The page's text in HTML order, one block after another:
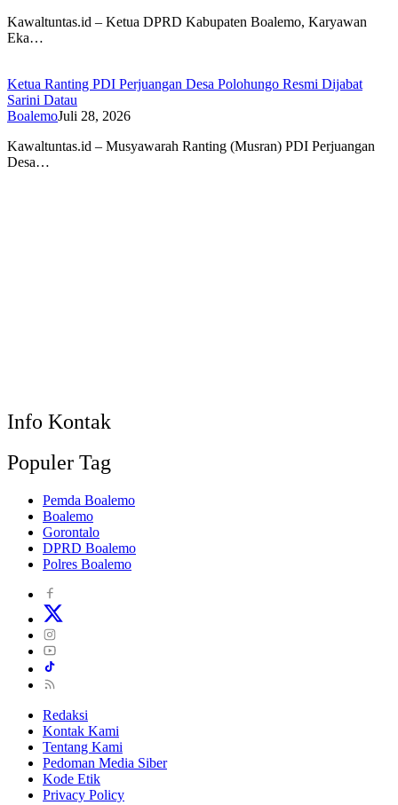
Kawaltuntas.id – Ketua DPRD Kabupaten Boalemo, Karyawan
Eka…
Ketua Ranting PDI Perjuangan Desa Polohungo Resmi Dijabat
Sarini Datau
BoalemoJuli 28, 2026
Kawaltuntas.id – Musyawarah Ranting (Musran) PDI Perjuangan
Desa…
Info Kontak
Populer Tag
Pemda Boalemo
Boalemo
Gorontalo
DPRD Boalemo
Polres Boalemo
Redaksi
Kontak Kami
Tentang Kami
Pedoman Media Siber
Kode Etik
Privacy Policy